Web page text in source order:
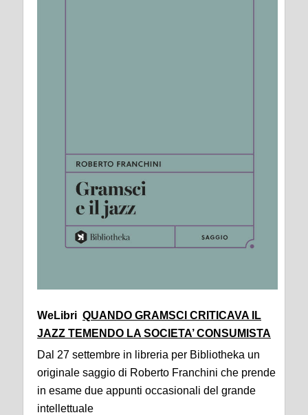
WeLibri QUANDO GRAMSCI CRITICAVA IL
JAZZ TEMENDO LA SOCIETA’ CONSUMISTA
Dal 27 settembre in libreria per Bibliotheka un
originale saggio di Roberto Franchini che prende
in esame due appunti occasionali del grande
intellettuale